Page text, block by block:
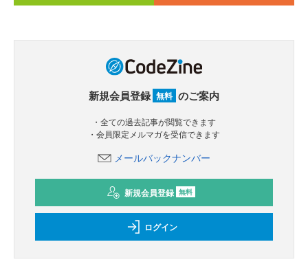
新規会員登録 無料 のご案内
・全ての過去記事が閲覧できます
・会員限定メルマガを受信できます
メールバックナンバー
新規会員登録 無料
ログイン